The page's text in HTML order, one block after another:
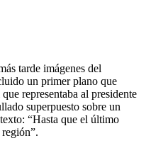
tarde imágenes del
un primer plano que
representaba al presidente
superpuesto sobre un
“Hasta que el último